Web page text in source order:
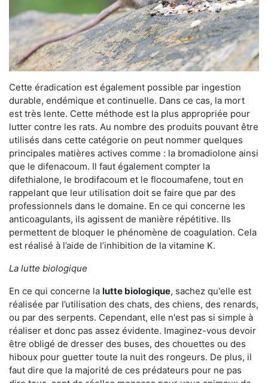
Cette éradication est également possible par ingestion
durable, endémique et continuelle. Dans ce cas, la mort
est très lente. Cette méthode est la plus appropriée pour
lutter contre les rats. Au nombre des produits pouvant être
utilisés dans cette catégorie on peut nommer quelques
principales matières actives comme : la bromadiolone ainsi
que le difenacoum. Il faut également compter la
difethialone, le brodifacoum et le flocoumafene, tout en
rappelant que leur utilisation doit se faire que par des
professionnels dans le domaine. En ce qui concerne les
anticoagulants, ils agissent de manière répétitive. Ils
permettent de bloquer le phénomène de coagulation. Cela
est réalisé à l’aide de l’inhibition de la vitamine K.
La lutte biologique
En ce qui concerne la lutte biologique, sachez qu'elle est
réalisée par l’utilisation des chats, des chiens, des renards,
ou par des serpents. Cependant, elle n'est pas si simple à
réaliser et donc pas assez évidente. Imaginez-vous devoir
être obligé de dresser des buses, des chouettes ou des
hiboux pour guetter toute la nuit des rongeurs. De plus, il
faut dire que la majorité de ces prédateurs pour ne pas